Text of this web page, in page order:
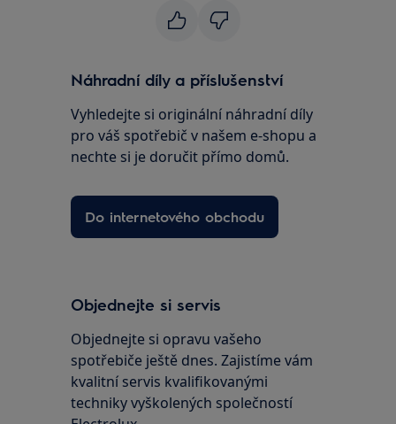
Náhradní díly a příslušenství
Vyhledejte si originální náhradní díly
pro váš spotřebič v našem e-shopu a
nechte si je doručit přímo domů.
Do internetového obchodu
Objednejte si servis
Objednejte si opravu vašeho
spotřebiče ještě dnes. Zajistíme vám
kvalitní servis kvalifikovanými
techniky vyškolených společností